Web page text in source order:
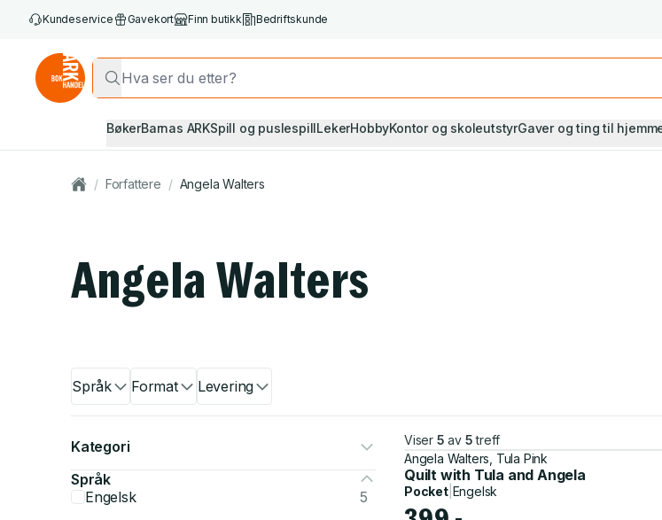
Kundeservice Gavekort Finn butikk Bedriftskunde
BøkerBarnas ARKSpill og puslespillLekerHobbyKontor og skoleutstyrGaver og ting til
/ Forfattere / Angela Walters
Angela Walters
Språk Format Levering
Kategori
Språk
Engelsk
5
Viser 5 av 5 treff
Angela Walters, Tula Pink
Quilt with Tula and Angela
Pocket| Engelsk